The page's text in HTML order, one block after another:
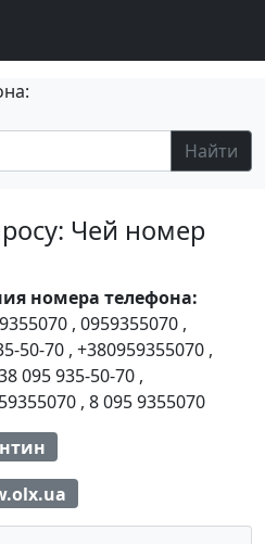
Найти
Чей номер
номера телефона:
, 0959355070 ,
50-70 , +380959355070 ,
095 935-50-70 ,
, 8 095 9355070